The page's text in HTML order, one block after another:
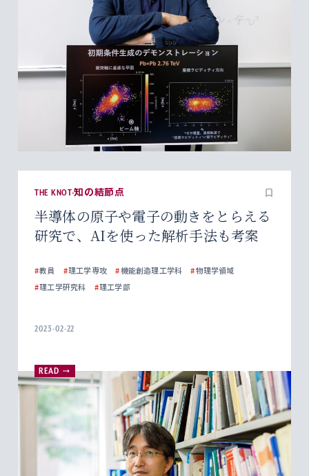
THE KNOT-知の結節点
半導体の原子や電子の動きをとらえる
研究で、AIを使った解析手法も考案
#教員 #理工学専攻 #機能創造理工学科 #物理学領域
#理工学研究科 #理工学部
2023-02-22
READ